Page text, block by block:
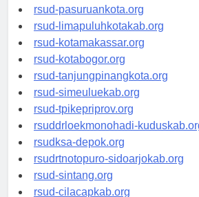
rsucnd-acehbaratkab.org
rsud-pasuruankota.org
rsud-limapuluhkotakab.org
rsud-kotamakassar.org
rsud-kotabogor.org
rsud-tanjungpinangkota.org
rsud-simeuluekab.org
rsud-tpikepriprov.org
rsuddrloekmonohadi-kuduskab.org
rsudksa-depok.org
rsudrtnotopuro-sidoarjokab.org
rsud-sintang.org